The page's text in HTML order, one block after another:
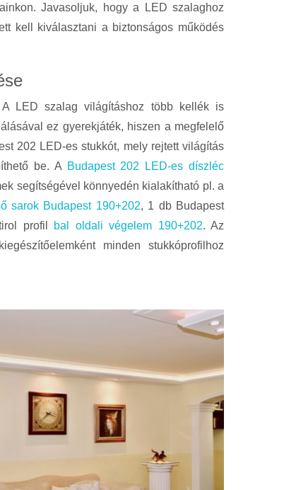
Javasoljuk, hogy a LED szalaghoz
kell kiválasztani a biztonságos működés
LED szalag világításhoz több kellék is
ez gyerekjáték, hiszen a megfelelő
202 LED-es stukkót, mely rejtett világítás
be. A Budapest 202 LED-es díszléc
segítségével könnyedén kialakítható pl. a
sarok Budapest 190+202, 1 db Budapest
profil bal oldali végelem 190+202. Az
minden stukkóprofilhoz